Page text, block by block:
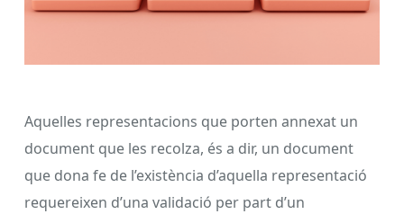
Aquelles representacions que porten annexat un
document que les recolza, és a dir, un document
que dona fe de l’existència d’aquella representació
requereixen d’una validació per part d’un